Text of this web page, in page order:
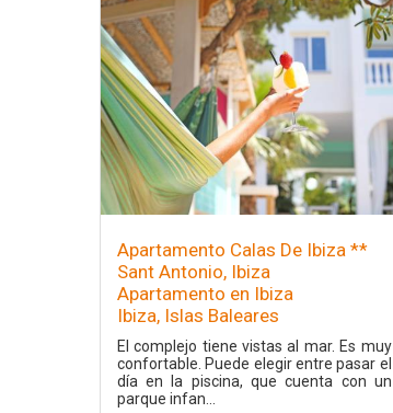
Apartamento Calas De Ibiza **
Sant Antonio, Ibiza
Apartamento en Ibiza
Ibiza, Islas Baleares
El complejo tiene vistas al mar. Es muy
confortable. Puede elegir entre pasar el
día en la piscina, que cuenta con un
parque infan...